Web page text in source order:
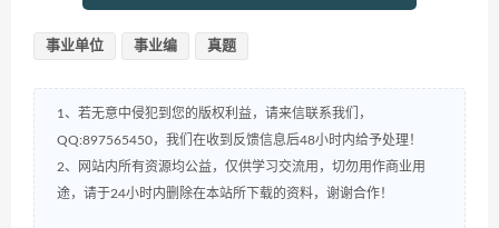
事业单位 事业编 真题
1、若无意中侵犯到您的版权利益，请来信联系我们，
QQ:897565450，我们在收到反馈信息后48小时内给予处理！
2、网站内所有资源均公益，仅供学习交流用，切勿用作商业用
途，请于24小时内删除在本站所下载的资料，谢谢合作！